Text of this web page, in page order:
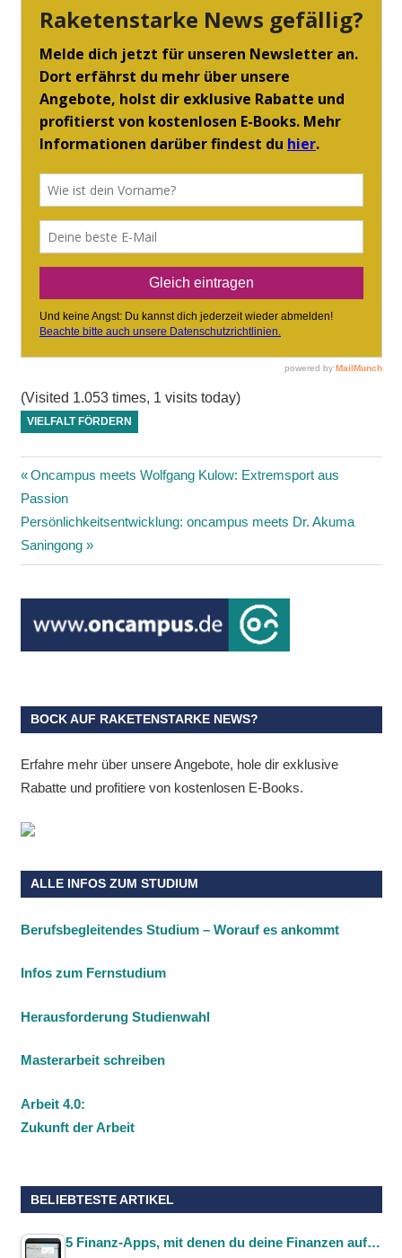
(Visited 1.053 times, 1 visits today)
VIELFALT FÖRDERN
Beitragsnavigation
Vorheriger
Beitrag:
Oncampus meets Wolfgang Kulow: Extremsport aus
Passion
Nächster
Beitrag:
Persönlichkeitsentwicklung: oncampus meets Dr. Akuma
Saningong
BOCK AUF RAKETENSTARKE NEWS?
Erfahre mehr über unsere Angebote, hole dir exklusive
Rabatte und profitiere von kostenlosen E-Books.
ALLE INFOS ZUM STUDIUM
Berufsbegleitendes Studium – Worauf es ankommt
Infos zum Fernstudium
Herausforderung Studienwahl
Masterarbeit schreiben
Arbeit 4.0:
Zukunft der Arbeit
BELIEBTESTE ARTIKEL
5 Finanz-Apps, mit denen du deine Finanzen auf…